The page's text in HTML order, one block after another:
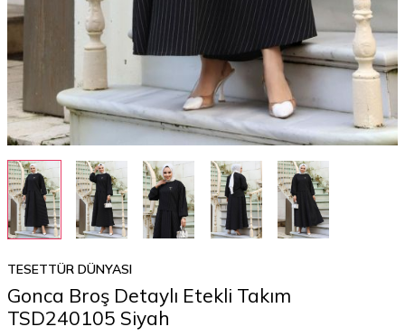
TESETTÜR DÜNYASI
Gonca Broş Detaylı Etekli Takım
TSD240105 Siyah